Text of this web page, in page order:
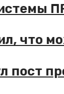
что
пост